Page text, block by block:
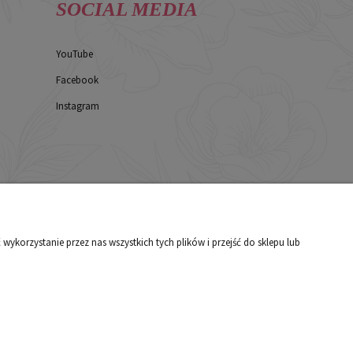
SOCIAL MEDIA
YouTube
Facebook
Instagram
przez nas wszystkich tych plików i przejść do sklepu lub